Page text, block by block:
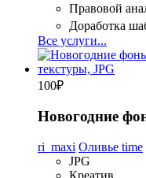
Правовой
Доработка
Все услуги...
100₽
Новогодние
ri_maxi Оливье time
JPG
Креатив